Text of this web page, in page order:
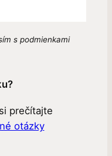
s podmienkami
prečítajte
otázky